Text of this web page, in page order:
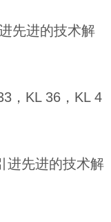
先进的技术解
，KL 36，KL 4
进先进的技术解